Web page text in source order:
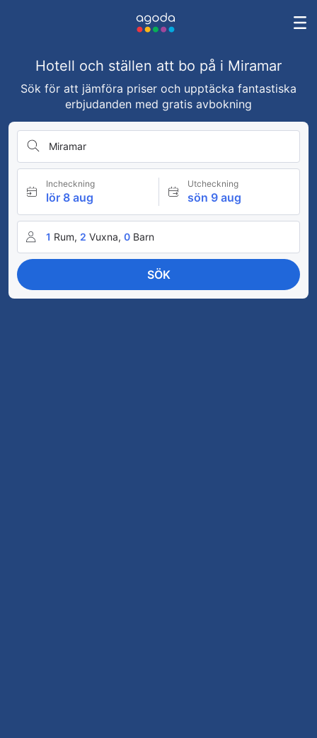
Hotell och ställen att bo på i Miramar
Sök för att jämföra priser och upptäcka fantastiska
erbjudanden med gratis avbokning
Miramar
Incheckning
lör 8 aug
Utcheckning
sön 9 aug
1 Rum, 2 Vuxna, 0 Barn
SÖK